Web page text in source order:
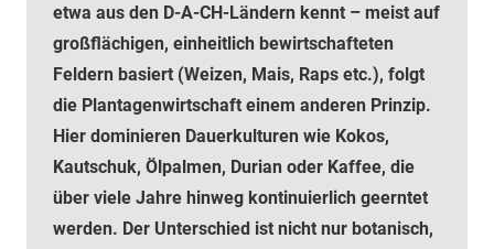
etwa aus den D-A-CH-Ländern kennt – meist auf
großflächigen, einheitlich bewirtschafteten
Feldern basiert (Weizen, Mais, Raps etc.), folgt
die Plantagenwirtschaft einem anderen Prinzip.
Hier dominieren Dauerkulturen wie Kokos,
Kautschuk, Ölpalmen, Durian oder Kaffee, die
über viele Jahre hinweg kontinuierlich geerntet
werden. Der Unterschied ist nicht nur botanisch,